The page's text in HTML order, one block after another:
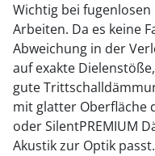
Wichtig bei
Arbeiten. Da es keine
Abweichung in der
auf exakte
gute
mit glatter Oberfläche
oder SilentPREMIUM
Akustik zur Optik passt.